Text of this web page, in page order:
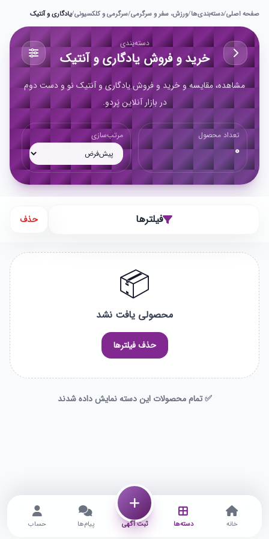
صفحه اصلی/دسته‌بندی‌ها/ورزش، سفر و سرگرمی/سرگرمی و کلکسیونی/یادگاری و آنتیک
دسته‌بندی
خرید و فروش یادگاری و آنتیک
مشاهده، مقایسه و خرید و فروش یادگاری و آنتیک نو و دست دوم
در بازار آنلاین پَردو.
تعداد محصول
0
مرتب‌سازی
فیلترها حذف
📦
محصولی یافت نشد
حذف فیلترها
✅ تمام محصولات این دسته نمایش داده شدند
خانه دسته‌ها ثبت آگهی پیام‌ها حساب